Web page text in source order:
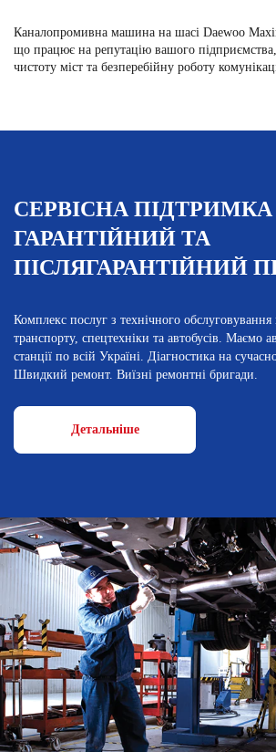
Каналопромивна машина на шасі Daewoo
що працює на репутацію вашого
чистоту міст та безперебійну роботу
СЕРВІСНА ПІДТРИМКА
ГАРАНТІЙНИЙ ТА
ПІСЛЯГАРАНТІЙНИЙ
Комплекс послуг з технічного
транспорту, спецтехніки та автобусів. Маємо
станції по всій Україні. Діагностика на
Швидкий ремонт. Виїзні ремонтні бригади.
Детальніше